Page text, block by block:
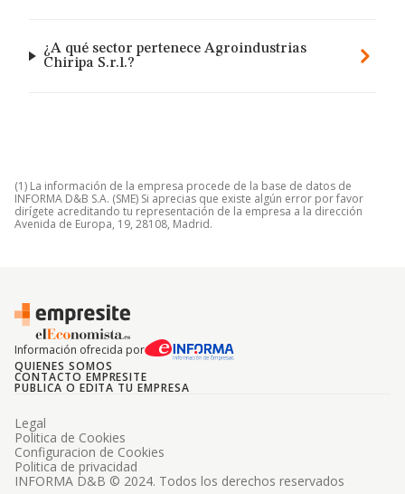
¿A qué sector pertenece Agroindustrias
Chiripa S.r.l.?
(1) La información de la empresa procede de la base de datos de
INFORMA D&B S.A. (SME) Si aprecias que existe algún error por favor
dirígete acreditando tu representación de la empresa a la dirección
Avenida de Europa, 19, 28108, Madrid.
Información ofrecida por
QUIENES SOMOS
CONTACTO EMPRESITE
PUBLICA O EDITA TU EMPRESA
INFORMA D&B © 2024. Todos los derechos reservados
Legal
Politica de Cookies
Configuracion de Cookies
Politica de privacidad